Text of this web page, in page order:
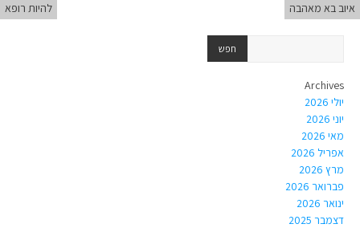
איוב בא מאהבה להיות רופא
Archives
יולי 2026
יוני 2026
מאי 2026
אפריל 2026
מרץ 2026
פברואר 2026
ינואר 2026
דצמבר 2025